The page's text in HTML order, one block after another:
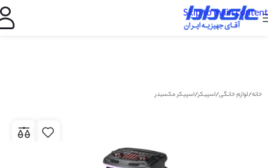
Skip to main content
خانه/لوازم خانگی/اسپیکر/اسپیکر مکسیدر